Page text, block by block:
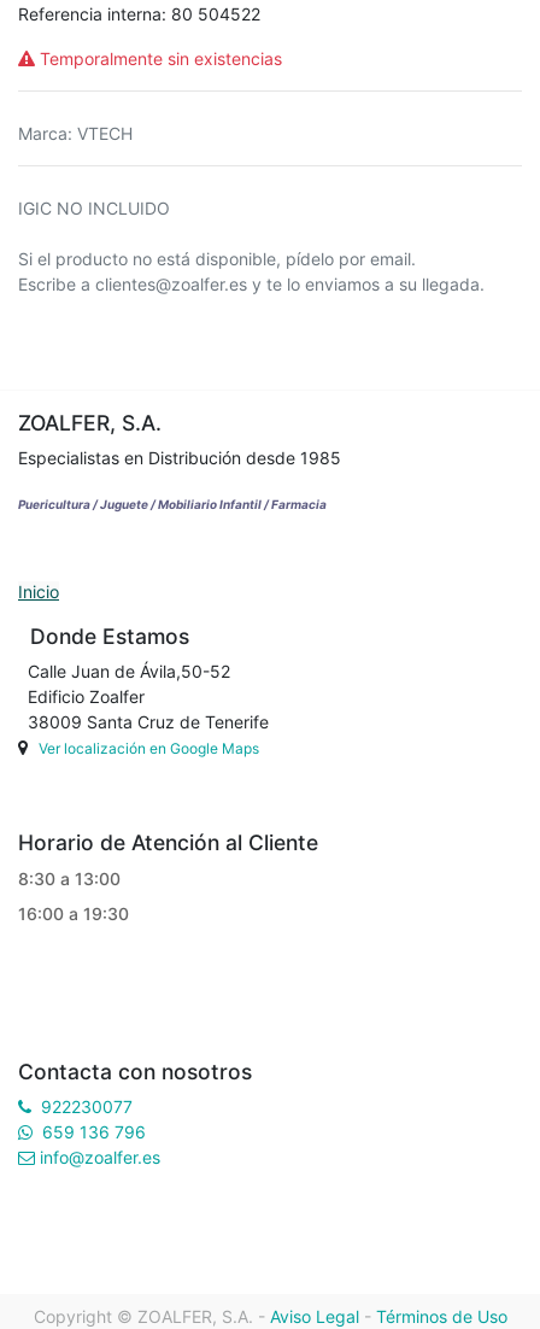
Referencia interna: 80 504522
Temporalmente sin existencias
Marca: VTECH
IGIC NO INCLUIDO
Si el producto no está disponible, pídelo por email.
Escribe a clientes@zoalfer.es y te lo enviamos a su llegada.
ZOALFER, S.A.
Especialistas en Distribución desde 1985
Puericultura / Juguete / Mobiliario Infantil / Farmacia
Inicio
Donde Estamos
Calle Juan de Ávila,50-52
Edificio Zoalfer
38009 Santa Cruz de Tenerife
Ver localización en Google Maps
Horario de Atención al Cliente
8:30 a 13:00
16:00 a 19:30
Contacta con nosotros
922230077
659 136 796
info@zoalfer.es
Copyright © ZOALFER, S.A. - Aviso Legal - Términos de Uso